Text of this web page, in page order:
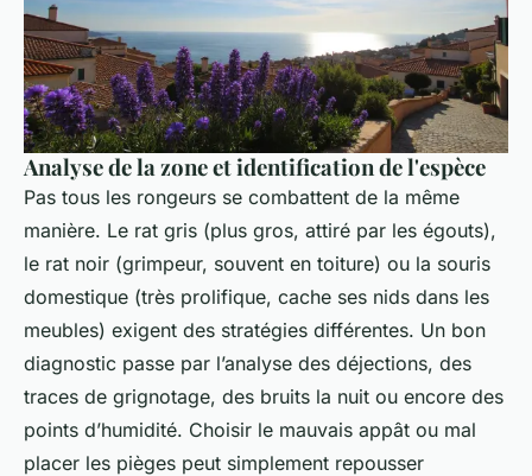
Analyse de la zone et identification de l'espèce
Pas tous les rongeurs se combattent de la même
manière. Le rat gris (plus gros, attiré par les égouts),
le rat noir (grimpeur, souvent en toiture) ou la souris
domestique (très prolifique, cache ses nids dans les
meubles) exigent des stratégies différentes. Un bon
diagnostic passe par l’analyse des déjections, des
traces de grignotage, des bruits la nuit ou encore des
points d’humidité. Choisir le mauvais appât ou mal
placer les pièges peut simplement repousser